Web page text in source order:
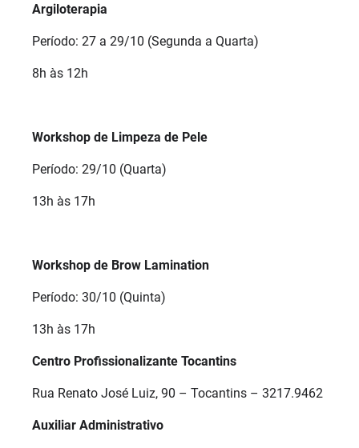
Argiloterapia
Período: 27 a 29/10 (Segunda a Quarta)
8h às 12h
Workshop de Limpeza de Pele
Período: 29/10 (Quarta)
13h às 17h
Workshop de Brow Lamination
Período: 30/10 (Quinta)
13h às 17h
Centro Profissionalizante Tocantins
Rua Renato José Luiz, 90 – Tocantins – 3217.9462
Auxiliar Administrativo